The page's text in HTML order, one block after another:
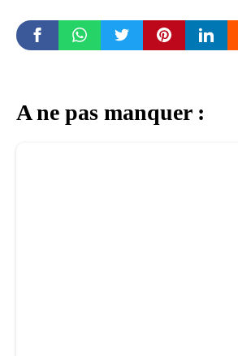
A ne pas manquer :